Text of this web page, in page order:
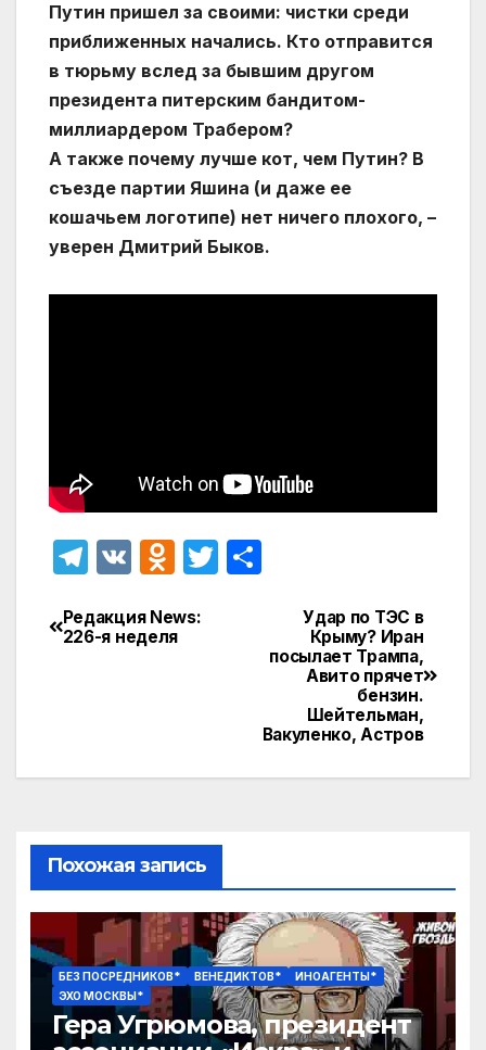
Путин пришел за своими: чистки среди
приближенных начались. Кто отправится
в тюрьму вслед за бывшим другом
президента питерским бандитом-
миллиардером Трабером?
А также почему лучше кот, чем Путин? В
съезде партии Яшина (и даже ее
кошачьем логотипе) нет ничего плохого, –
уверен Дмитрий Быков.
T
e
V
O
n
ni
ki
T
р
в
Навигация
Удар по ТЭС в
Крыму? Иран
посылает Трампа,
Авито прячет
бензин.
Шейтельман,
Вакуленко, Астров
Редакция News:
226-я неделя
Похожая запись
БЕЗ ПОСРЕДНИКОВ* ВЕНЕДИКТОВ*
ИНОАГЕНТЫ*
ЭХО МОСКВЫ*
Гера Угрюмова, президент